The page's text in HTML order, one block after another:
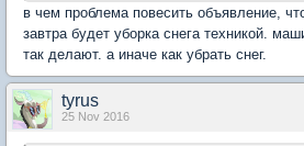
в чем проблема повесить объявление,
завтра будет уборка снега техникой.
так делают. а иначе как убрать снег.
tyrus
25 Nov 2016